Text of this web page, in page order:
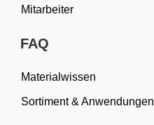
Mitarbeiter
FAQ
Materialwissen
Sortiment & Anwendungen